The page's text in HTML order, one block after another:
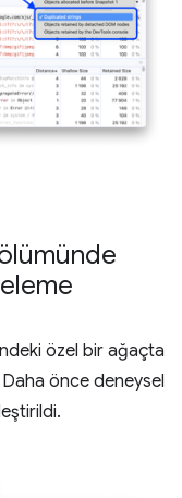
özel bir ağaçta
Daha önce deneysel